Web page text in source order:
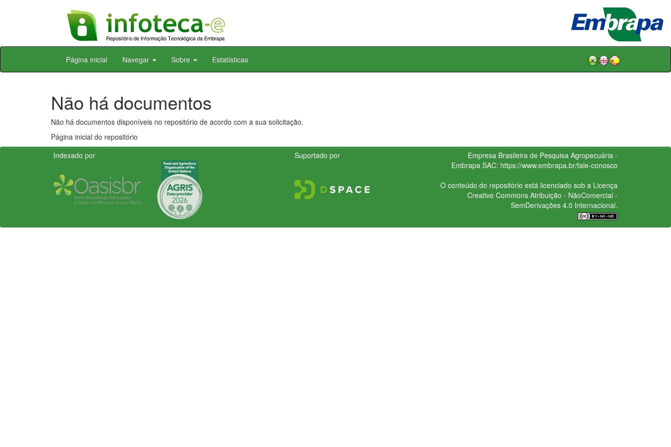
Skip
Página inicial Navegar Sobre Estatísticas
Não há documentos
Não há documentos disponíveis no repositório de acordo com a sua solicitação.
Página inicial do repositório
Indexado por
Suportado por
Empresa Brasileira de Pesquisa Agropecuária -
Embrapa SAC: https://www.embrapa.br/fale-conosco
O conteúdo do repositório está licenciado sob a Licença
Creative CommonsAtribuição - NãoComercial -
SemDerivações 4.0 Internacional.